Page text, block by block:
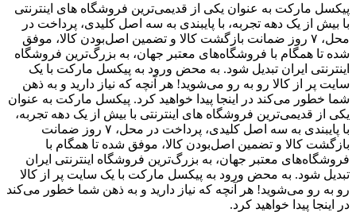
پیکسل مارکت به عنوان یکی از قدیمی‌ترین فروشگاه های اینترنتی
با بیش از یک دهه تجربه، با پایبندی به سه اصل کلیدی، پرداخت در
محل، ۷ روز ضمانت بازگشت کالا و تضمین اصل‌بودن کالا، موفق
شده تا همگام با فروشگاه‌های معتبر جهان، به بزرگ‌ترین فروشگاه
اینترنتی ایران تبدیل شود. به محض ورود به پیکسل مارکت با یک
سایت پر از کالا رو به رو می‌شوید! هر آنچه که نیاز دارید و به ذهن
شما خطور می‌کند در اینجا پیدا خواهید کرد. پیکسل مارکت به عنوان
یکی از قدیمی‌ترین فروشگاه های اینترنتی با بیش از یک دهه تجربه،
با پایبندی به سه اصل کلیدی، پرداخت در محل، ۷ روز ضمانت
بازگشت کالا و تضمین اصل‌بودن کالا، موفق شده تا همگام با
فروشگاه‌های معتبر جهان، به بزرگ‌ترین فروشگاه اینترنتی ایران
تبدیل شود. به محض ورود به پیکسل مارکت با یک سایت پر از کالا
رو به رو می‌شوید! هر آنچه که نیاز دارید و به ذهن شما خطور می‌کند
در اینجا پیدا خواهید کرد.